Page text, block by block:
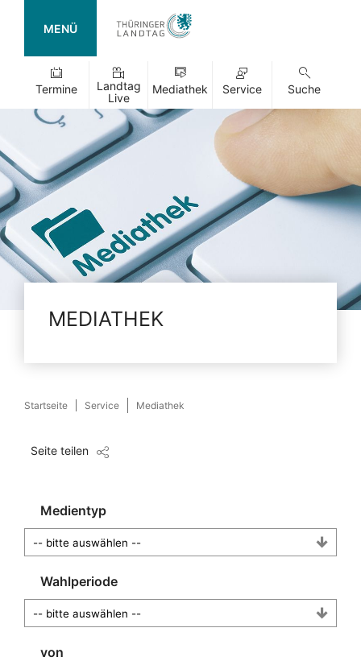
MENÜ
Termine
Landtag
Live
Mediathek Service Suche
MEDIATHEK
Startseite Service Mediathek
Seite teilen
Medientyp
Wahlperiode
von